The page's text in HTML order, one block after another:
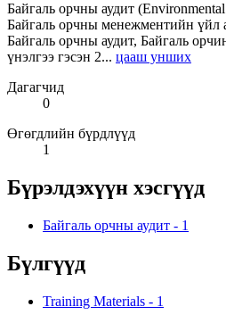
Байгаль орчны аудит
Байгаль орчны менежментийн үйл
Байгаль орчны аудит, Байгаль
үнэлгээ гэсэн 2... цааш унших
Дагагчид
0
Өгөгдлийн бүрдлүүд
1
Бүрэлдэхүүн хэсгүүд
Байгаль орчны аудит - 1
Бүлгүүд
Training Materials - 1